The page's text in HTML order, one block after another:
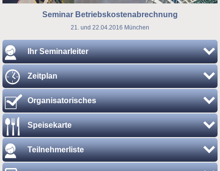
Seminar Betriebskostenabrechnung
21. und 22.04.2016 München
Ihr Seminarleiter
Zeitplan
Organisatorisches
Speisekarte
Teilnehmerliste